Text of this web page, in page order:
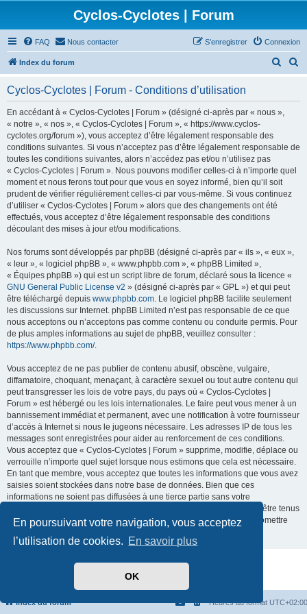
En poursuivant votre navigation, vous acceptez
l’utilisation de cookies. En savoir plus
OK
Cyclos-Cyclotes | Forum
FAQ Nous contacter Connexion
S’enregistrer
Index du forum
r
h
e
Cyclos-Cyclotes | Forum - Conditions d’utilisation
En accédant à « Cyclos-Cyclotes | Forum » (désigné ci-après par « nous »,
« notre », « nos », « Cyclos-Cyclotes | Forum », « https://www.cyclos-
cyclotes.org/forum »), vous acceptez d’être légalement responsable des
conditions suivantes. Si vous n’acceptez pas d’être légalement responsable de
toutes les conditions suivantes, alors n’accédez pas et/ou n’utilisez pas
« Cyclos-Cyclotes | Forum ». Nous pouvons modifier celles-ci à n’importe quel
moment et nous ferons tout pour que vous en soyez informé, bien qu’il soit
prudent de vérifier régulièrement celles-ci par vous-même. Si vous continuez
d’utiliser « Cyclos-Cyclotes | Forum » alors que des changements ont été
effectués, vous acceptez d’être légalement responsable des conditions
découlant des mises à jour et/ou modifications.
Nos forums sont développés par phpBB (désigné ci-après par « ils », « eux »,
« leur », « logiciel phpBB », « www.phpbb.com », « phpBB Limited »,
« Équipes phpBB ») qui est un script libre de forum, déclaré sous la licence «
GNU General Public License v2 » (désigné ci-après par « GPL ») et qui peut
être téléchargé depuis www.phpbb.com. Le logiciel phpBB facilite seulement
les discussions sur Internet. phpBB Limited n’est pas responsable de ce que
nous acceptons ou n’acceptons pas comme contenu ou conduite permis. Pour
de plus amples informations au sujet de phpBB, veuillez consulter :
https://www.phpbb.com/.
Vous acceptez de ne pas publier de contenu abusif, obscène, vulgaire,
diffamatoire, choquant, menaçant, à caractère sexuel ou tout autre contenu qui
peut transgresser les lois de votre pays, du pays où « Cyclos-Cyclotes |
Forum » est hébergé ou les lois internationales. Le faire peut vous mener à un
bannissement immédiat et permanent, avec une notification à votre fournisseur
d’accès à Internet si nous le jugeons nécessaire. Les adresses IP de tous les
messages sont enregistrées pour aider au renforcement de ces conditions.
Vous acceptez que « Cyclos-Cyclotes | Forum » supprime, modifie, déplace ou
verrouille n’importe quel sujet lorsque nous estimons que cela est nécessaire.
En tant que membre, vous acceptez que toutes les informations que vous avez
saisies soient stockées dans notre base de données. Bien que ces
informations ne soient pas diffusées à une tierce partie sans votre
consentement, ni « Cyclos-Cyclotes | Forum », ni phpBB ne pourront être tenus
comme responsables en cas de tentative de piratage visant à compromettre
Index du forum Heures au format UTC+02:00
Développé parphpBB® Forum Software © phpBB Limited
Traduit par
Confidentialité|Conditions